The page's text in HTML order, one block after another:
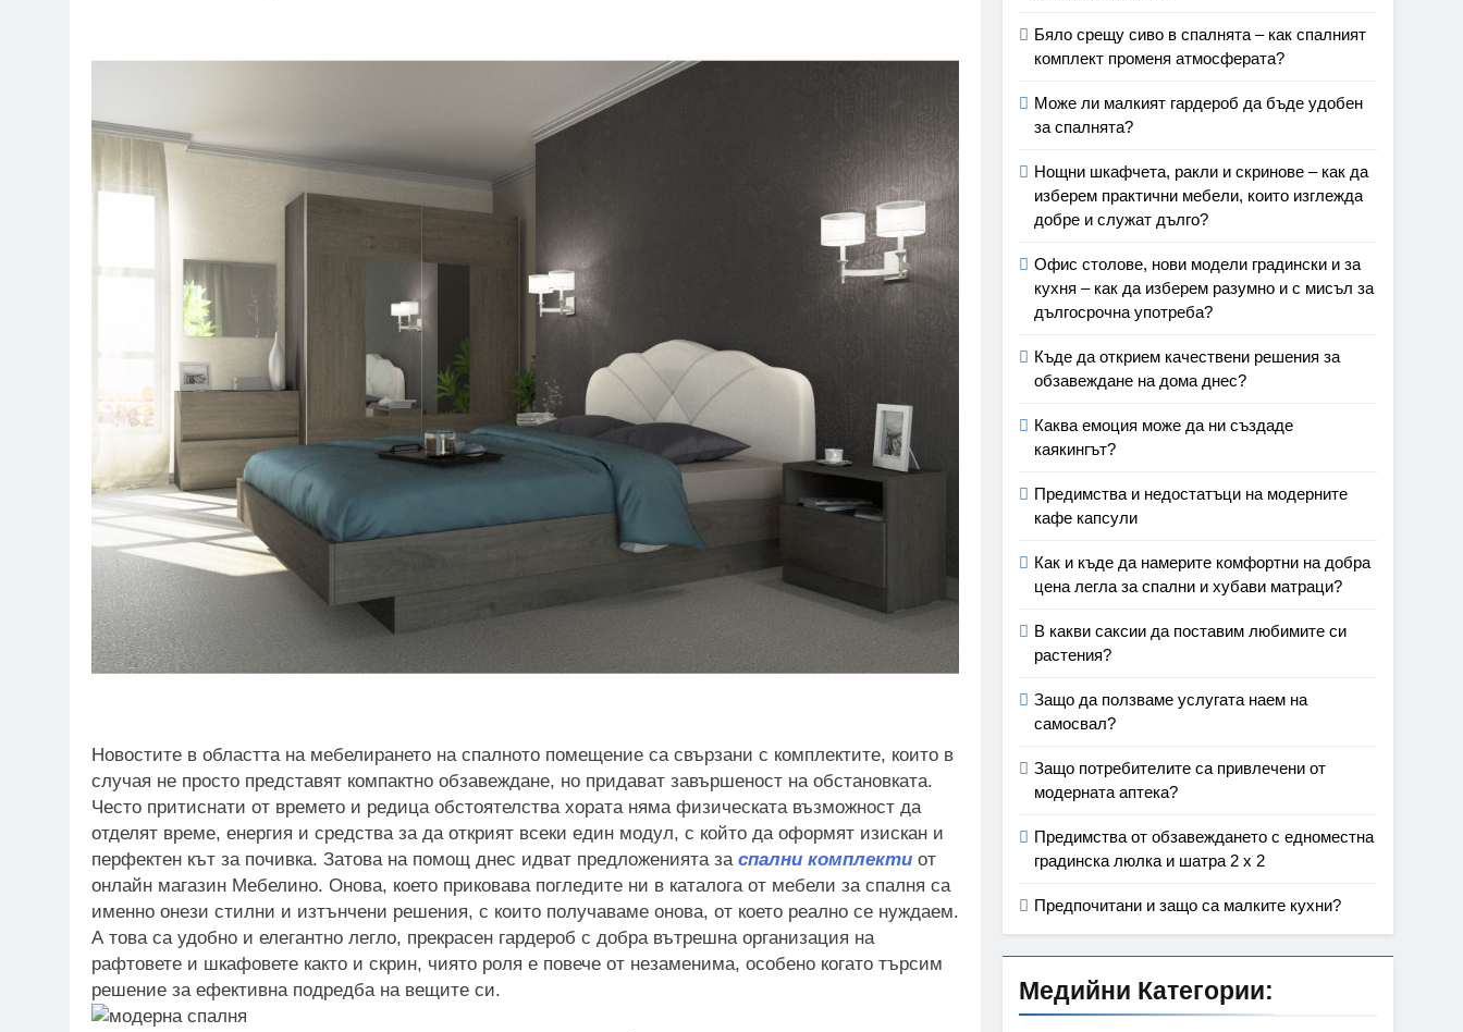
Новостите в областта на мебелирането на спалното помещение са свързани с комплектите, които в
случая не просто представят компактно обзавеждане, но придават завършеност на обстановката.
Често притиснати от времето и редица обстоятелства хората няма физическата възможност да
отделят време, енергия и средства за да открият всеки един модул, с който да оформят изискан и
перфектен кът за почивка. Затова на помощ днес идват предложенията за спални комплекти от
онлайн магазин Мебелино. Онова, което приковава погледите ни в каталога от мебели за спалня са
именно онези стилни и изтънчени решения, с които получаваме онова, от което реално се нуждаем.
А това са удобно и елегантно легло, прекрасен гардероб с добра вътрешна организация на
рафтовете и шкафовете както и скрин, чиято роля е повече от незаменима, особено когато търсим
решение за ефективна подредба на вещите си.
Бяло срещу сиво в спалнята – как спалният
комплект променя атмосферата?
Може ли малкият гардероб да бъде удобен
за спалнята?
Нощни шкафчета, ракли и скринове – как да
изберем практични мебели, които изглежда
добре и служат дълго?
Офис столове, нови модели градински и за
кухня – как да изберем разумно и с мисъл за
дългосрочна употреба?
Къде да открием качествени решения за
обзавеждане на дома днес?
Каква емоция може да ни създаде
каякингът?
Предимства и недостатъци на модерните
кафе капсули
Как и къде да намерите комфортни на добра
цена легла за спални и хубави матраци?
В какви саксии да поставим любимите си
растения?
Защо да ползваме услугата наем на
самосвал?
Защо потребителите са привлечени от
модерната аптека?
Предимства от обзавеждането с едноместна
градинска люлка и шатра 2 х 2
Предпочитани и защо са малките кухни?
Медийни Категории: